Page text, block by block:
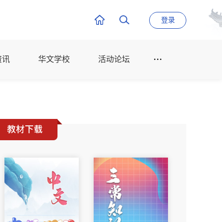
登录
讯 华文学校 活动论坛